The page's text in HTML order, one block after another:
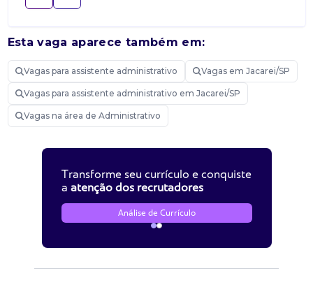
Esta vaga aparece também em:
Vagas para assistente administrativo Vagas em Jacarei/SP
Vagas para assistente administrativo em Jacarei/SP
Vagas na área de Administrativo
Transforme seu currículo e conquiste
a atenção dos recrutadores
Análise de Currículo